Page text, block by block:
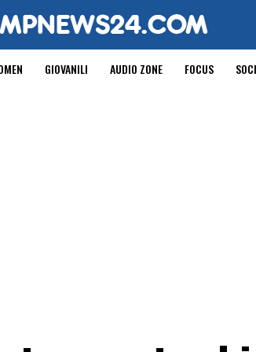
GIOVANILI AUDIO ZONE FOCUS